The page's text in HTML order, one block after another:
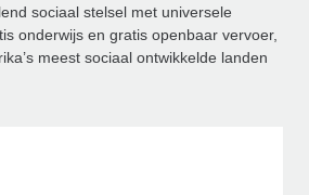
sociaal stelsel met universele
onderwijs en gratis openbaar vervoer,
meest sociaal ontwikkelde landen